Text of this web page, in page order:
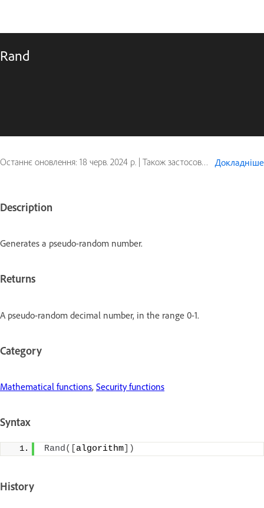
Rand
Останнє оновлення: 18 черв. 2024 р. | Також застосовується до ColdFusion Докладніше
Description
Generates a pseudo-random number.
Returns
A pseudo-random decimal number, in the range 0-1.
Category
Mathematical functions, Security functions
Syntax
Rand([ algorithm ])
History